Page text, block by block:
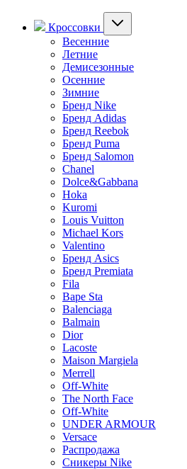
Кроссовки
Весенние
Летние
Демисезонные
Осенние
Зимние
Бренд Nike
Бренд Adidas
Бренд Reebok
Бренд Puma
Бренд Salomon
Chanel
Dolce&Gabbana
Hoka
Kuromi
Louis Vuitton
Michael Kors
Valentino
Бренд Asics
Бренд Premiata
Fila
Bape Sta
Balenciaga
Balmain
Dior
Lacoste
Maison Margiela
Merrell
Off-White
The North Face
Off-White
UNDER ARMOUR
Versace
Распродажа
Сникеры Nike